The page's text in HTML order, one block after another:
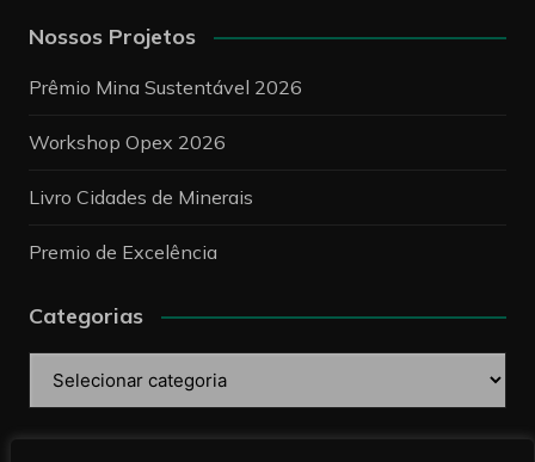
Nossos Projetos
Prêmio Mina Sustentável 2026
Workshop Opex 2026
Livro Cidades de Minerais
Premio de Excelência
Categorias